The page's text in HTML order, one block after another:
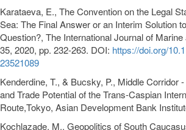
Karataeva, E., The Convention on the Legal
Sea: The Final Answer or an Interim Solution
Question?, The International Journal of
35, 2020, pp. 232-263. DOI: https://doi.org/
23521089
Kenderdine, T., & Bucsky, P., Middle Corridor
and Trade Potential of the Trans-Caspian
Route,Tokyo, Asian Development Bank
Kochlazade, M., Geopolitics of South